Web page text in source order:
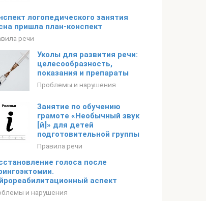
логопедического занятия
пришла план-конспект
речи
Уколы для развития речи:
целесообразность,
показания и препараты
Проблемы и нарушения
Занятие по обучению
грамоте «Необычный звук
[й]» для детей
подготовительной группы
Правила речи
голоса после
аспект
и нарушения